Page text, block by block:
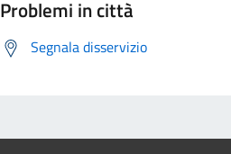
Problemi in città
Segnala disservizio